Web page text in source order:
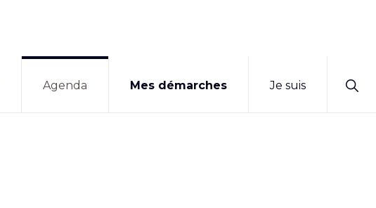
Agenda Mes démarches Je suis